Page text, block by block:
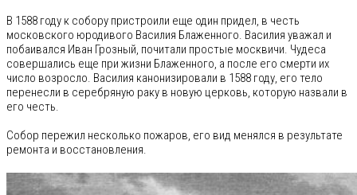
В 1588 году к собору пристроили еще один придел, в честь
московского юродивого Василия Блаженного. Василия уважал и
побаивался Иван Грозный, почитали простые москвичи. Чудеса
совершались еще при жизни Блаженного, а после его смерти их
число возросло. Василия канонизировали в 1588 году, его тело
перенесли в серебряную раку в новую церковь, которую назвали в
его честь.
Собор пережил несколько пожаров, его вид менялся в результате
ремонта и восстановления.